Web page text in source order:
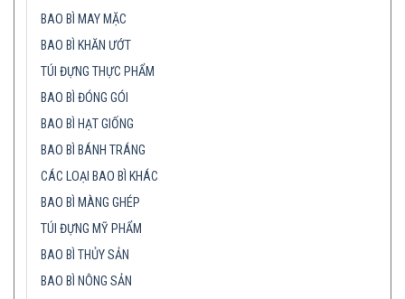
BAO BÌ MAY MẶC
BAO BÌ KHĂN ƯỚT
TÚI ĐỰNG THỰC PHẨM
BAO BÌ ĐÓNG GÓI
BAO BÌ HẠT GIỐNG
BAO BÌ BÁNH TRÁNG
CÁC LOẠI BAO BÌ KHÁC
BAO BÌ MÀNG GHÉP
TÚI ĐỰNG MỸ PHẨM
BAO BÌ THỦY SẢN
BAO BÌ NÔNG SẢN